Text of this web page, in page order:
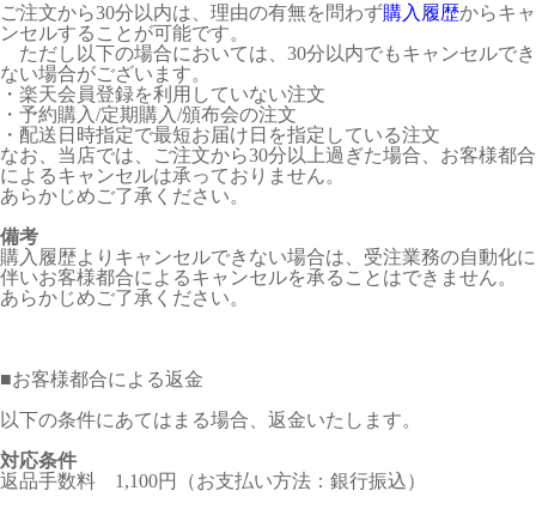
ご注文から30分以内は、理由の有無を問わず購入履歴からキャ
ンセルすることが可能です。
ただし以下の場合においては、30分以内でもキャンセルでき
ない場合がございます。
・楽天会員登録を利用していない注文
・予約購入/定期購入/頒布会の注文
・配送日時指定で最短お届け日を指定している注文
なお、当店では、ご注文から30分以上過ぎた場合、お客様都合
によるキャンセルは承っておりません。
あらかじめご了承ください。
備考
購入履歴よりキャンセルできない場合は、受注業務の自動化に
伴いお客様都合によるキャンセルを承ることはできません。
あらかじめご了承ください。
■お客様都合による返金
以下の条件にあてはまる場合、返金いたします。
対応条件
返品手数料 1,100円（お支払い方法：銀行振込）